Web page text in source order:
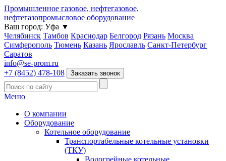
Промышленное газовое, нефтегазовое,
нефтегазопромысловое оборудование
Ваш город: Уфа ▼
Челябинск Тамбов Краснодар Белгород Рязань Москва
Симферополь Тюмень Казань Ярославль Санкт-Петербург
Саратов
info@se-prom.ru
+7 (8452) 478-108
Заказать звонок
Меню
О компании
Оборудование
Котельное оборудование
Транспортабельные котельные установки
(ТКУ)
Водогрейные котельные